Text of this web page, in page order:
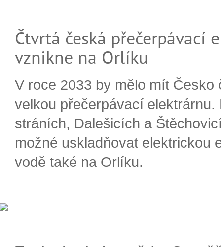
Čtvrtá česká přečerpávací
vznikne na Orlíku
V roce 2033 by mělo mít Česko
velkou přečerpávací elektrárnu.
stráních, Dalešicích a
možné uskladňovat elektrickou
vodě také na Orlíku.